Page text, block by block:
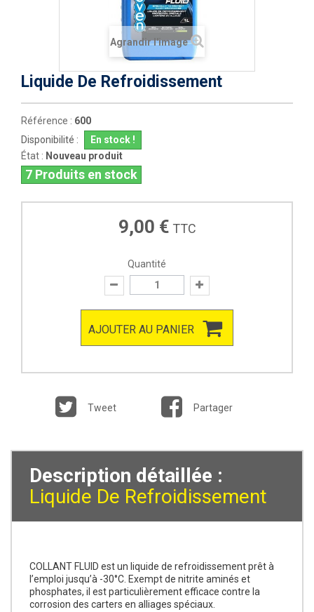
Agrandir l'image
Liquide De Refroidissement
Référence : 600
Disponibilité :
En stock !
État : Nouveau produit
7 Produits en stock
9,00 € TTC
Quantité
AJOUTER AU PANIER
Tweet Partager
Description détaillée :
Liquide De Refroidissement
COLLANT FLUID est un liquide de refroidissement prêt à
l’emploi jusqu’à -30°C. Exempt de nitrite aminés et
phosphates, il est particulièrement efficace contre la
corrosion des carters en alliages spéciaux.